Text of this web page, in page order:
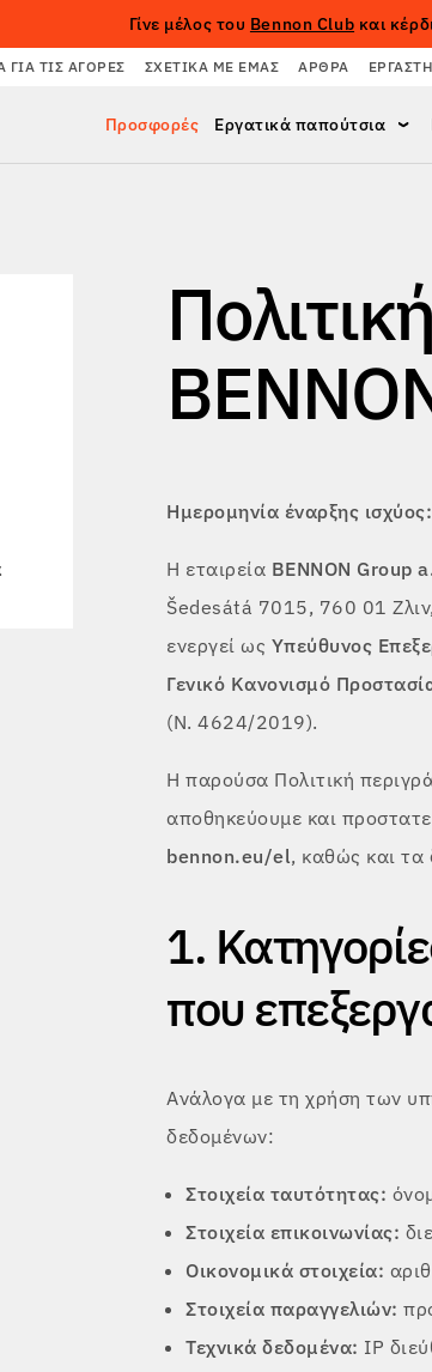
Γίνε μέλος του Bennon Club και
ΓΙΑ ΤΙΣ ΑΓΟΡΈΣ ΣΧΕΤΙΚΆ ΜΕ ΕΜΆΣ ΆΡΘΡΑ
Προσφορές Εργατικά παπούτσια
Ημερομηνία έναρξης ισχύος:
Η εταιρεία BENNON Group
Šedesátá 7015, 760 01 Ζλιν,
ενεργεί ως Υπεύθυνος
Γενικό Κανονισμό
(Ν. 4624/2019).
Η παρούσα Πολιτική
αποθηκεύουμε και
bennon.eu/el, καθώς και τα
1.
που
Ανάλογα με τη χρήση των
δεδομένων:
Στοιχεία ταυτότητας:
Στοιχεία επικοινωνίας:
Οικονομικά στοιχεία:
Στοιχεία παραγγελιών:
Τεχνικά δεδομένα: IP